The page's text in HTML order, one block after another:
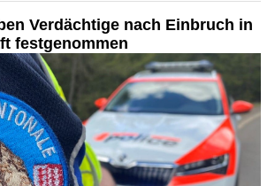
Verdächtige nach Einbruch in
festgenommen